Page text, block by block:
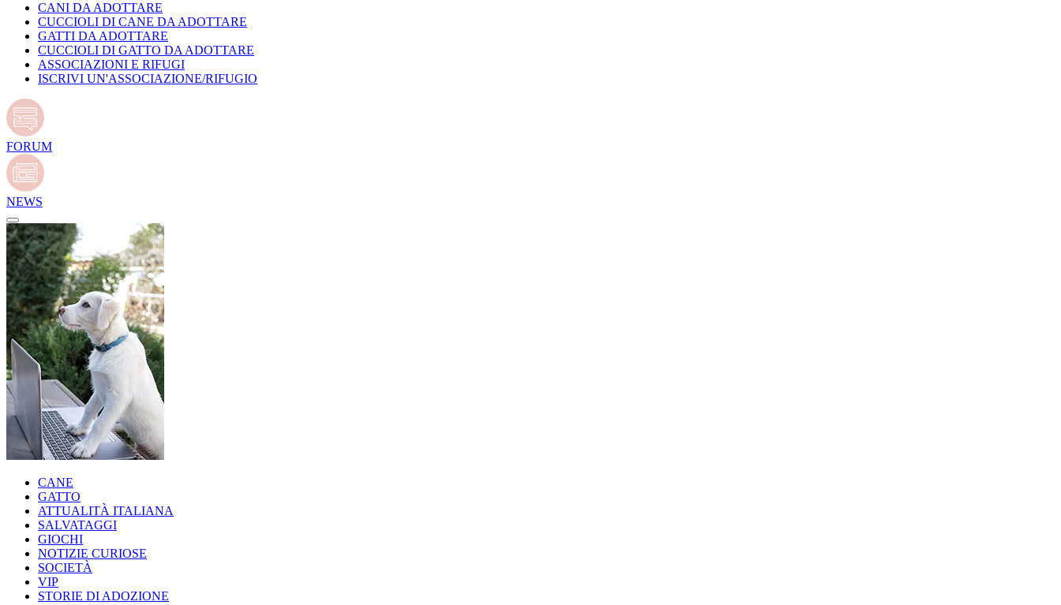
CANI DA ADOTTARE
CUCCIOLI DI CANE DA ADOTTARE
GATTI DA ADOTTARE
CUCCIOLI DI GATTO DA ADOTTARE
ASSOCIAZIONI E RIFUGI
ISCRIVI UN'ASSOCIAZIONE/RIFUGIO
FORUM
NEWS
CANE
GATTO
ATTUALITÀ ITALIANA
SALVATAGGI
GIOCHI
NOTIZIE CURIOSE
SOCIETÀ
VIP
STORIE DI ADOZIONE